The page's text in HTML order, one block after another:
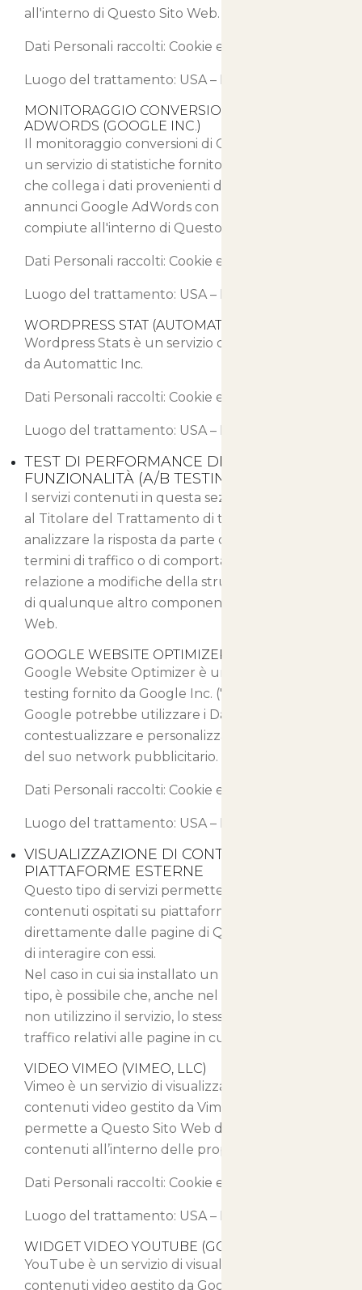
all'interno di Questo Sito Web.
Dati Personali raccolti: Cookie e Dati di Utilizzo.
Luogo del trattamento: USA – Privacy Policy
MONITORAGGIO CONVERSIONI DI GOOGLE
ADWORDS (GOOGLE INC.)
Il monitoraggio conversioni di Google AdWords è
un servizio di statistiche fornito da Google Inc.
che collega i dati provenienti dal network di
annunci Google AdWords con le azioni
compiute all'interno di Questo Sito Web.
Dati Personali raccolti: Cookie e Dati di Utilizzo.
Luogo del trattamento: USA – Privacy Policy
WORDPRESS STAT (AUTOMATTIC INC.)
Wordpress Stats è un servizio di statistica fornito
da Automattic Inc.
Dati Personali raccolti: Cookie e Dati di Utilizzo.
Luogo del trattamento: USA – Privacy Policy
TEST DI PERFORMANCE DI CONTENUTI E
FUNZIONALITÀ (A/B TESTING)
I servizi contenuti in questa sezione permettono
al Titolare del Trattamento di tener traccia ed
analizzare la risposta da parte dell’Utente, in
termini di traffico o di comportamento, in
relazione a modifiche della struttura, del testo o
di qualunque altro componente di Questo Sito
Web.
GOOGLE WEBSITE OPTIMIZER (GOOGLE INC.)
Google Website Optimizer è un servizio di A/B
testing fornito da Google Inc. ("Google").
Google potrebbe utilizzare i Dati Personali per
contestualizzare e personalizzare gli annunci
del suo network pubblicitario.
Dati Personali raccolti: Cookie e Dati di Utilizzo.
Luogo del trattamento: USA – Privacy Policy
VISUALIZZAZIONE DI CONTENUTI DA
PIATTAFORME ESTERNE
Questo tipo di servizi permette di visualizzare
contenuti ospitati su piattaforme esterne
direttamente dalle pagine di Questo Sito Web e
di interagire con essi.
Nel caso in cui sia installato un servizio di questo
tipo, è possibile che, anche nel caso gli Utenti
non utilizzino il servizio, lo stesso raccolga dati di
traffico relativi alle pagine in cui è installato.
VIDEO VIMEO (VIMEO, LLC)
Vimeo è un servizio di visualizzazione di
contenuti video gestito da Vimeo, LLC che
permette a Questo Sito Web di integrare tali
contenuti all’interno delle proprie pagine.
Dati Personali raccolti: Cookie e Dati di Utilizzo.
Luogo del trattamento: USA – Privacy Policy
WIDGET VIDEO YOUTUBE (GOOGLE INC.)
YouTube è un servizio di visualizzazione di
contenuti video gestito da Google Inc. che